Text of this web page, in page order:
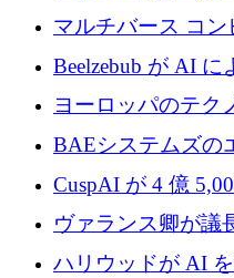
ン コンピューティ
ビジョン
マルチバース コ
ンドで最大 5 億
Beelzebub が AI
のために 300 万ユ
ヨーロッパのテク
上の取引に 10 億
BAEシステムズの
子力タービンが
テルスから浮上
CuspAI が 4 億
Resist.UA が
げ、DSIT が廃止
ヴァランス卿が議
スクフォースが発
ハリウッドが AI